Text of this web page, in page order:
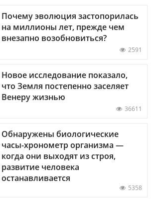
Почему эволюция застопорилась
на миллионы лет, прежде чем
внезапно возобновиться?
2591
Новое исследование показало,
что Земля постепенно заселяет
Венеру жизнью
36611
Обнаружены биологические
часы-хронометр организма —
когда они выходят из строя,
развитие человека
останавливается
5358